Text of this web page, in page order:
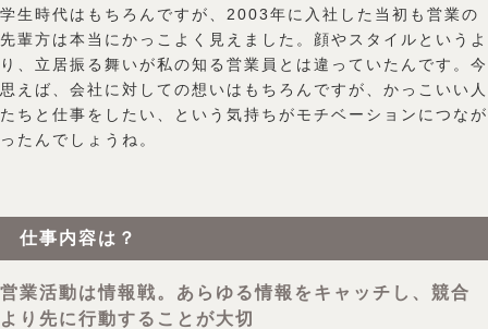
学生時代はもちろんですが、2003年に入社した当初も営業の
先輩方は本当にかっこよく見えました。顔やスタイルというよ
り、立居振る舞いが私の知る営業員とは違っていたんです。今
思えば、会社に対しての想いはもちろんですが、かっこいい人
たちと仕事をしたい、という気持ちがモチベーションにつなが
ったんでしょうね。
仕事内容は？
営業活動は情報戦。あらゆる情報をキャッチし、競合
より先に行動することが大切